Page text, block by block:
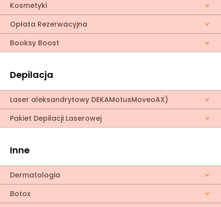
Kosmetyki
Opłata Rezerwacyjna
Booksy Boost
Depilacja
Laser aleksandrytowy DEKAMotusMoveoAX)
Pakiet Depilacji Laserowej
Inne
Dermatologia
Botox